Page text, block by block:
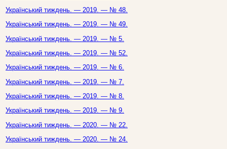
Український тиждень. — 2019. — № 48.
Український тиждень. — 2019. — № 49.
Український тиждень. — 2019. — № 5.
Український тиждень. — 2019. — № 52.
Український тиждень. — 2019. — № 6.
Український тиждень. — 2019. — № 7.
Український тиждень. — 2019. — № 8.
Український тиждень. — 2019. — № 9.
Український тиждень. — 2020. — № 22.
Український тиждень. — 2020. — № 24.